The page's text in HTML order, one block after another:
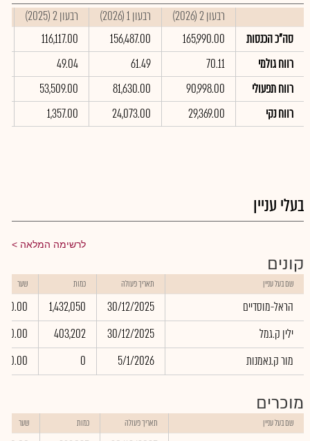
רבעון 2 (2026) רבעון 1 (2026) רבעון 2 (2025)
סה"כ הכנסות
165,990.00
156,487.00
116,117.00
רווח גולמי
70.11
61.49
49.04
רווח תפעולי
90,998.00
81,630.00
53,509.00
רווח נקי
29,369.00
24,073.00
1,357.00
בעלי עניין
לרשימה המלאה
קונים
שם בעל עניין תאריך פעולה כמות שער
הראל-מוסדיים 30/12/2025
1,432,050
0.00
ילין ק.גמל
30/12/2025
403,202
0.00
מור ק.נאמנות
5/1/2026
0
0.00
מוכרים
שם בעל עניין תאריך פעולה כמות שער